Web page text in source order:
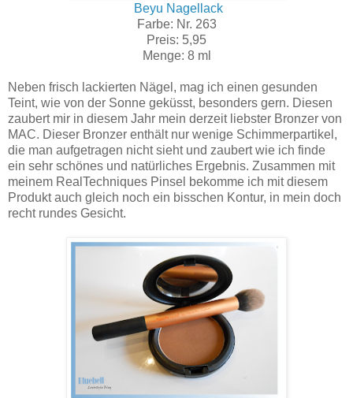
Beyu Nagellack
Farbe: Nr. 263
Preis: 5,95
Menge: 8 ml
Neben frisch lackierten Nägel, mag ich einen gesunden
Teint, wie von der Sonne geküsst, besonders gern. Diesen
zaubert mir in diesem Jahr mein derzeit liebster Bronzer von
MAC. Dieser Bronzer enthält nur wenige Schimmerpartikel,
die man aufgetragen nicht sieht und zaubert wie ich finde
ein sehr schönes und natürliches Ergebnis. Zusammen mit
meinem RealTechniques Pinsel bekomme ich mit diesem
Produkt auch gleich noch ein bisschen Kontur, in mein doch
recht rundes Gesicht.